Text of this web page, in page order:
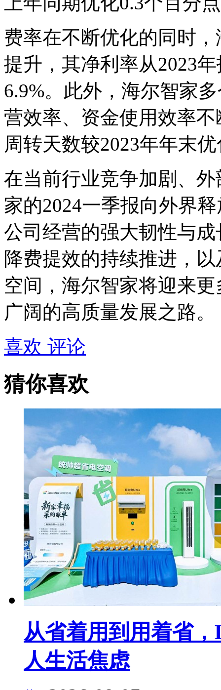
费率在不断优化的同时
提升，其净利率从2023
6.9%。此外，海尔智家
营效率、资金使用效率
周转天数较2023年年末
在当前行业竞争加剧、
家的2024一季报向外界
公司经营的强大韧性与
降费提效的持续推进，
空间，海尔智家将迎来
广阔的高质量发展之路。
喜欢 评论
猜你喜欢
从省着用到用着省
人生活焦虑